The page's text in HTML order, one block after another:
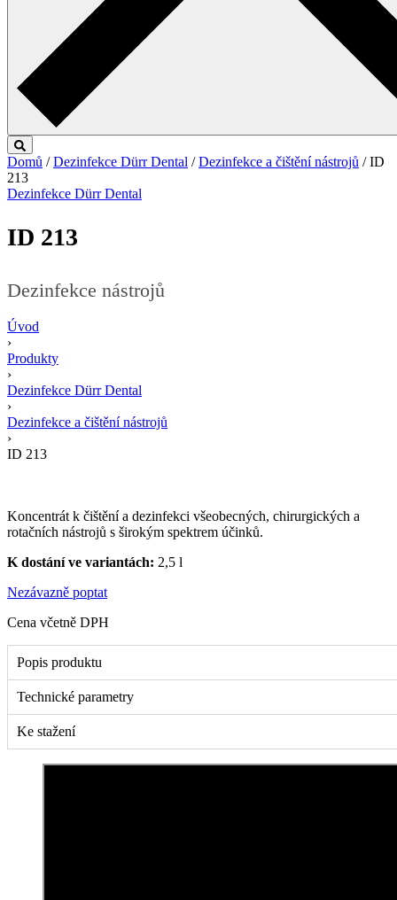
Domů /Dezinfekce Dürr Dental /Dezinfekce a čištění nástrojů / ID
213
Dezinfekce Dürr Dental
ID 213
Dezinfekce nástrojů
Úvod
›
Produkty
›
Dezinfekce Dürr Dental
›
Dezinfekce a čištění nástrojů
›
ID 213
Koncentrát k čištění a dezinfekci všeobecných, chirurgických a
rotačních nástrojů s širokým spektrem účinků.
K dostání ve variantách: 2,5 l
Nezávazně poptat
Cena včetně DPH
Popis produktu
Technické parametry
Ke stažení